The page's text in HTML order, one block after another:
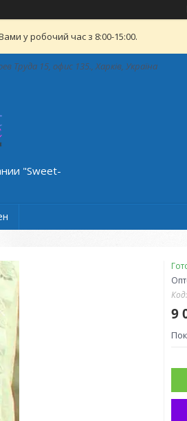
у робочий час з 8:00-15:00.
Труда 15, офис 135., Харків, Україна
"Sweet-
Код:
9